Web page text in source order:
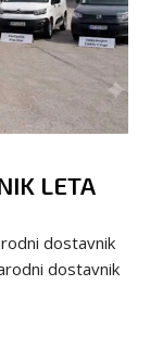
LETA
dostavnik
dostavnik